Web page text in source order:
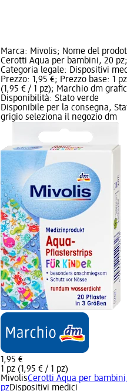
Marca: Mivolis; Nome del
Cerotti Aqua per bambini, 20 pz;
Categoria legale: Dispositivi
Prezzo: 1,95 €; Prezzo base: 1 pz
(1,95 € / 1 pz); Marchio dm
Disponibilità: Stato verde
Disponibile per la consegna,
grigio seleziona il negozio dm
1,95 €
1 pz (1,95 € / 1 pz)
MivolisCerotti Aqua per
pzDispositivi medici